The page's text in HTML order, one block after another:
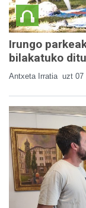
Irungo
bilakatuko
Antxeta Irratia uzt 07